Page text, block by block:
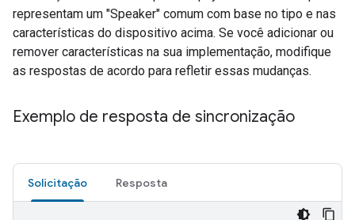
representam um "Speaker" comum com base no tipo e nas
características do dispositivo acima. Se você adicionar ou
remover características na sua implementação, modifique
as respostas de acordo para refletir essas mudanças.
Exemplo de resposta de sincronização
Solicitação Resposta